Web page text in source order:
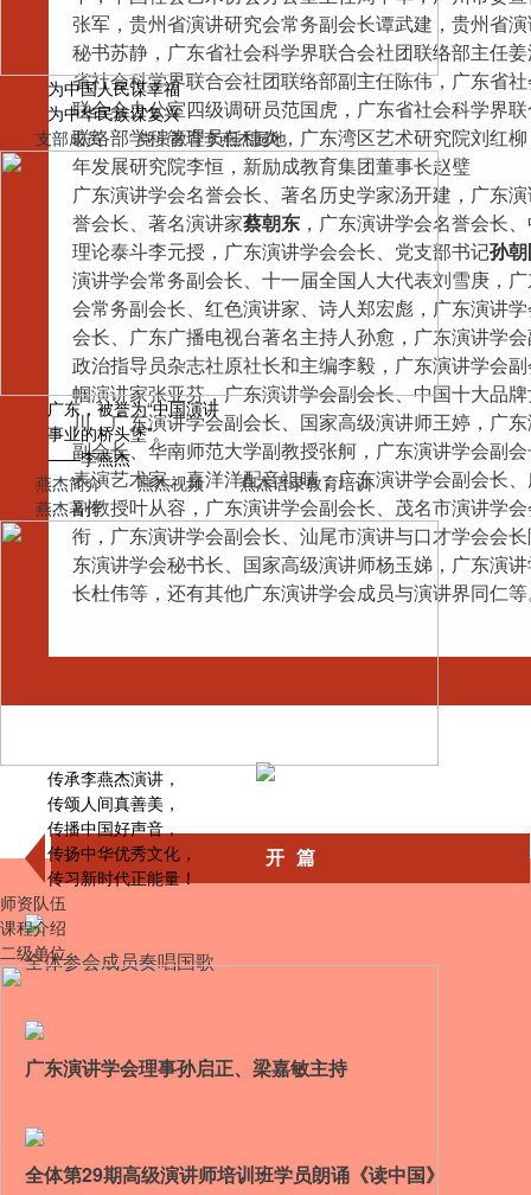
为中国人民谋幸福
为中华民族谋复兴
支部成员
党员教育李燕杰园地
广东，被誉为“中国演讲
事业的桥头堡”。
——李燕杰
燕杰简介
燕杰视频
燕杰语录
燕杰著作
教育培训
传承李燕杰演讲，
传颂人间真善美，
传播中国好声音，
传扬中华优秀文化，
传习新时代正能量！
师资队伍
课程介绍
二级单位
张军，贵州省演讲研究会常务副会长谭武建，贵州省
秘书苏静，广东省社会科学界联合会社团联络部主任
省社会科学界联合会社团联络部副主任陈伟，广东省
联合会办公室四级调研员范国虎，广东省社会科学界
联络部学科管理员任穗炎，广东湾区艺术研究院刘红
年发展研究院李恒，新励成教育集团董事长赵璧
广东演讲学会名誉会长、著名历史学家汤开建，广东
誉会长、著名演讲家蔡朝东 ，广东演讲学会名誉会长
理论泰斗李元授，广东演讲学会会长、党支部书记孙
演讲学会常务副会长、十一届全国人大代表刘雪庚，
会常务副会长、红色演讲家、诗人郑宏彪，广东演讲
会长、广东广播电视台著名主持人孙愈，广东演讲学
政治指导员杂志社原社长和主编李毅，广东演讲学会
帼演讲家张亚芬，广东演讲学会副会长、中国十大品
川，广东演讲学会副会长、国家高级演讲师王婷，广
副会长、华南师范大学副教授张舸，广东演讲学会副
表演艺术家、喜洋洋配音祖晴，广东演讲学会副会长
副教授叶从容，广东演讲学会副会长、茂名市演讲学
衔，广东演讲学会副会长、汕尾市演讲与口才学会会
东演讲学会秘书长、国家高级演讲师杨玉娣，广东演
长杜伟等，还有其他广东演讲学会成员与演讲界同仁
开 篇
全体参会成员奏唱国歌
广东演讲学会理事孙启正、梁嘉敏主持
全体第29期高级演讲师培训班学员朗诵《读中国》